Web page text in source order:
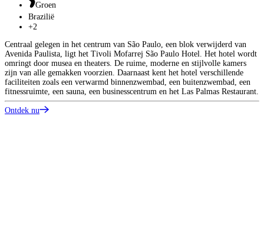
Groen
Brazilië
+2
Centraal gelegen in het centrum van São Paulo, een blok verwijderd van
Avenida Paulista, ligt het Tivoli Mofarrej São Paulo Hotel. Het hotel wordt
omringt door musea en theaters. De ruime, moderne en stijlvolle kamers
zijn van alle gemakken voorzien. Daarnaast kent het hotel verschillende
faciliteiten zoals een verwarmd binnenzwembad, een buitenzwembad, een
fitnessruimte, een sauna, een businesscentrum en het Las Palmas Restaurant.
Ontdek nu